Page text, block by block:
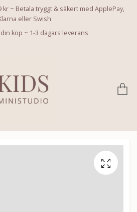
kr ~ Betala tryggt & säkert med ApplePay,
eller Swish
köp ~ 1-3 dagars leverans